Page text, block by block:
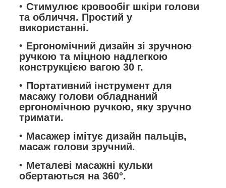
Стимулює кровообіг шкіри голови
та обличчя. Простий у
використанні.
Ергономічний дизайн зі зручною
ручкою та міцною надлегкою
конструкцією вагою 30 г.
Портативний інструмент для
масажу голови обладнаний
ергономічною ручкою, яку зручно
тримати.
Масажер імітує дизайн пальців,
масаж голови зручний.
Металеві масажні кульки
обертаються на 360°.